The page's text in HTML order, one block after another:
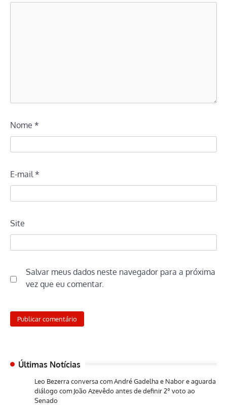
Nome *
E-mail*
Site
Salvar meus dados neste navegador para a próxima
vez que eu comentar.
Últimas Notícias
Leo Bezerra conversa com André Gadelha e Nabor e aguarda
diálogo com João Azevêdo antes de definir 2º voto ao
Senado